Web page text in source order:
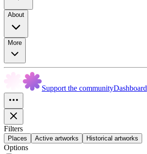
About
More
Support the communityDashboard
Filters
Places Active artworks Historical artworks
Options